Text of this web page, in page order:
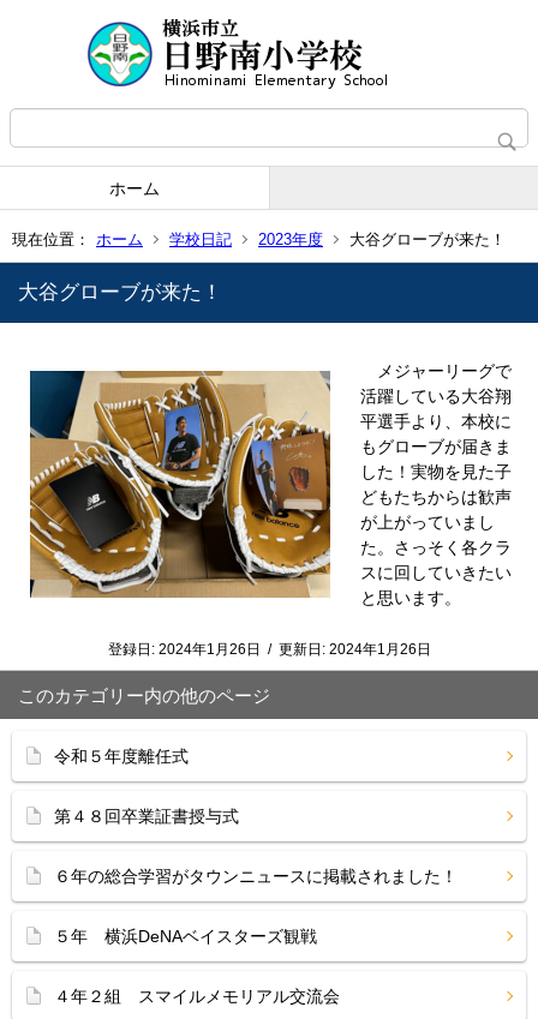
ホーム
現在位置： ホーム 学校日記 2023年度 大谷グローブが来た！
大谷グローブが来た！
メジャーリーグで
活躍している大谷翔
平選手より、本校に
もグローブが届きま
した！実物を見た子
どもたちからは歓声
が上がっていまし
た。さっそく各クラ
スに回していきたい
と思います。
登録日: 2024年1月26日 / 更新日: 2024年1月26日
このカテゴリー内の他のページ
令和５年度離任式
第４８回卒業証書授与式
６年の総合学習がタウンニュースに掲載されました！
５年 横浜DeNAベイスターズ観戦
４年２組 スマイルメモリアル交流会